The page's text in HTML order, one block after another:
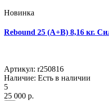
Новинка
Rebound 25 (A+B) 8,16 кг.
Артикул: r250816
Наличие: Есть в наличии
5
25 000 р.